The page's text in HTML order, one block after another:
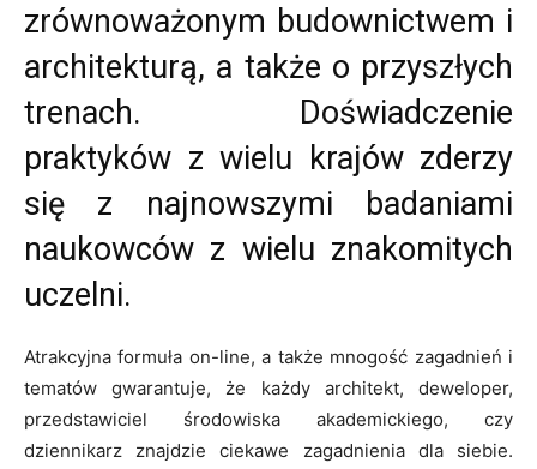
zrównoważonym budownictwem i
architekturą, a także o przyszłych
trenach. Doświadczenie
praktyków z wielu krajów zderzy
się z najnowszymi badaniami
naukowców z wielu znakomitych
uczelni.
Atrakcyjna formuła on-line, a także mnogość zagadnień i
tematów gwarantuje, że każdy architekt, deweloper,
przedstawiciel środowiska akademickiego, czy
dziennikarz znajdzie ciekawe zagadnienia dla siebie.